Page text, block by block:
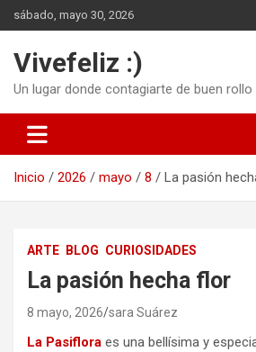
Saltar
al
sábado, mayo 30, 2026
Vivefeliz :)
Un lugar donde contagiarte de buen rollo
Inicio 2026 mayo 8 La pasión
ARTE BLOG CURIOSIDADES
La pasión hecha flor
8 mayo, 2026 sara Suárez
La Pasiflora es una bellísima y